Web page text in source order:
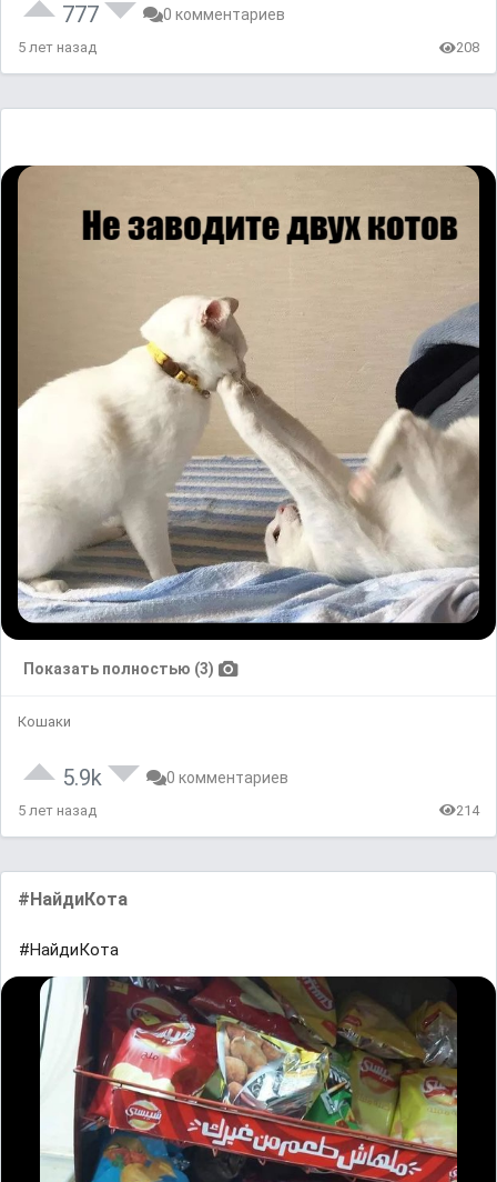
777 0 комментариев
5 лет назад 208
Показать полностью (3)
Кошаки
5.9k 0 комментариев
5 лет назад 214
#НайдиКота
#НайдиКота